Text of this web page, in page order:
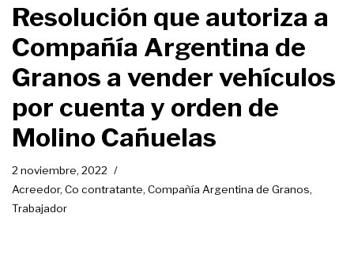
Resolución que autoriza a
Compañía Argentina de
Granos a vender vehículos
por cuenta y orden de
Molino Cañuelas
2 noviembre, 2022
Acreedor, Co contratante, Compañía Argentina de Granos,
Trabajador